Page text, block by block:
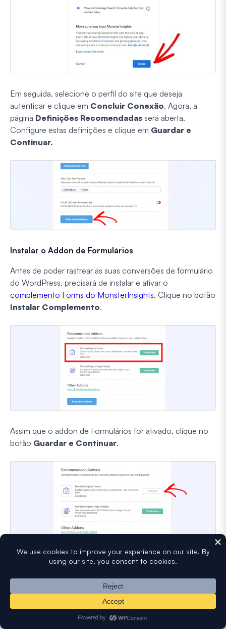
Em seguida, selecione o perfil do site que deseja
autenticar e clique em Concluir Conexão. Agora, a
página Definições Recomendadas será aberta.
Configure estas definições e clique em Guardar e
Continuar.
Instalar o Addon de Formulários
Antes de poder rastrear as suas conversões de formulário
do WordPress, precisará de instalar e ativar o
complemento Forms do MonsterInsights. Clique no botão
Instalar Complemento.
Assim que o addon de Formulários for ativado, clique no
botão Guardar e Continuar.
O seu addon de Formulários está agora pronto para
começar a rastrear conversões de formulários.
A grande vantagem do complemento Forms é que pode